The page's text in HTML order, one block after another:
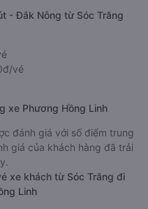
- Đắk Nông từ Sóc Trăng
vé
xe Phương Hồng Linh
đánh giá với số điểm trung
giá của khách hàng đã trải
xe khách từ Sóc Trăng đi
Linh